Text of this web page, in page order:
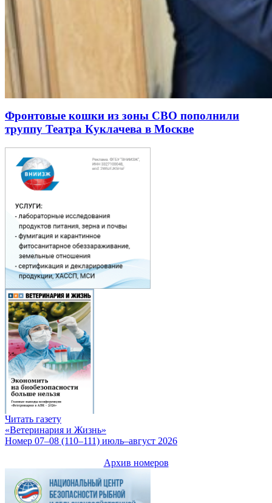
Фронтовые кошки из зоны СВО пополнили
труппу Театра Куклачева в Москве
Читать газету
«Ветеринария и Жизнь»
Номер 07–08 (110–111) июль–август 2026
Архив номеров